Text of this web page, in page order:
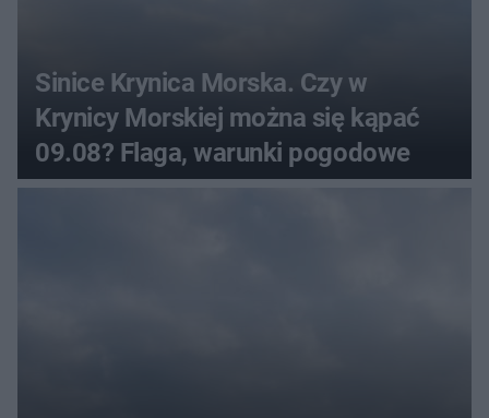
Sinice Krynica Morska. Czy w
Krynicy Morskiej można się kąpać
09.08? Flaga, warunki pogodowe